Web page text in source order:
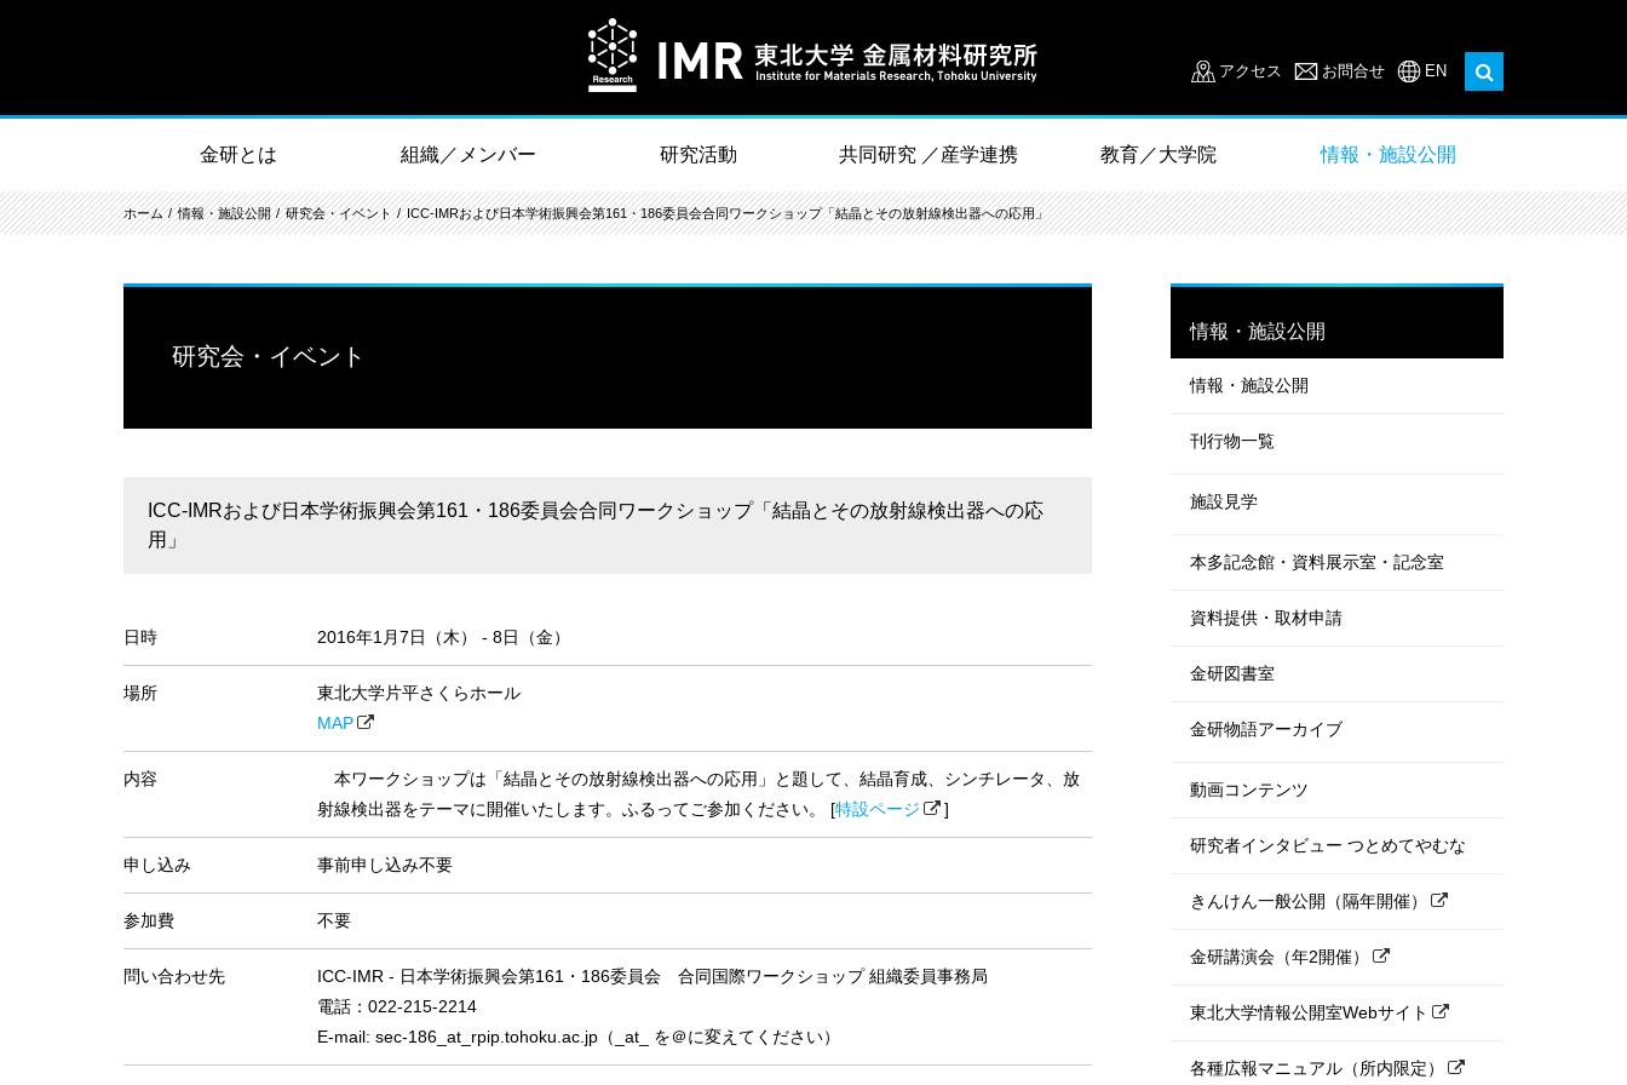
アクセス お問合せ EN
金研とは 組織／メンバー 研究活動 共同研究 ／産学連携 教育／大学院 情報・施設公開
ホーム 情報・施設公開 研究会・イベント ICC-IMRおよび日本学術振興会第161・186委員会合同ワークショップ「結晶とその放射線検出器への応用」
研究会・イベント
ICC-IMRおよび日本学術振興会第161・186委員会合同ワークショップ「結晶とその放射線検出器への応
用」
日時 2016年1月7日（木） - 8日（金）
場所
東北大学片平さくらホール
MAP
内容
本ワークショップは「結晶とその放射線検出器への応用」と題して、結晶育成、シンチレータ、放
射線検出器をテーマに開催いたします。ふるってご参加ください。 [特設ページ ]
申し込み 事前申し込み不要
参加費 不要
問い合わせ先
ICC-IMR - 日本学術振興会第161・186委員会 合同国際ワークショップ 組織委員事務局
電話：022-215-2214
E-mail: sec-186_at_rpip.tohoku.ac.jp（_at_ を＠に変えてください）
情報・施設公開
情報・施設公開
刊行物一覧
施設見学
本多記念館・資料展示室・記念室
資料提供・取材申請
金研図書室
金研物語アーカイブ
動画コンテンツ
研究者インタビュー つとめてやむな
きんけん一般公開（隔年開催）
金研講演会（年2開催）
東北大学情報公開室Webサイト
各種広報マニュアル（所内限定）